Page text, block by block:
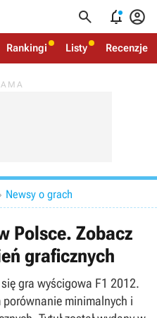
  
Rankingi Listy Recenzje
Newsy o grach
Polsce. Zobacz
graficznych
gra wyścigowa F1 2012.
porównanie minimalnych i